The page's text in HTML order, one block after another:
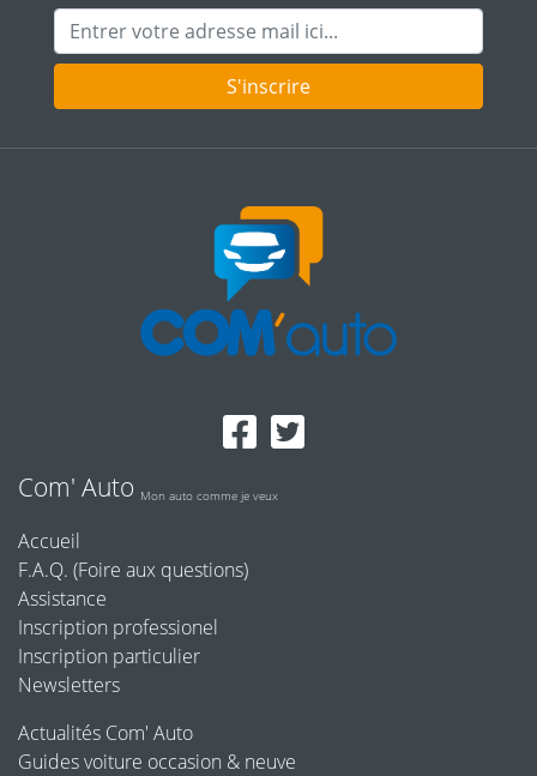
Adresse mail
S'inscrire
Com' Auto Mon auto comme je veux
Accueil
F.A.Q. (Foire aux questions)
Assistance
Inscription professionel
Inscription particulier
Newsletters
Actualités Com' Auto
Guides voiture occasion & neuve